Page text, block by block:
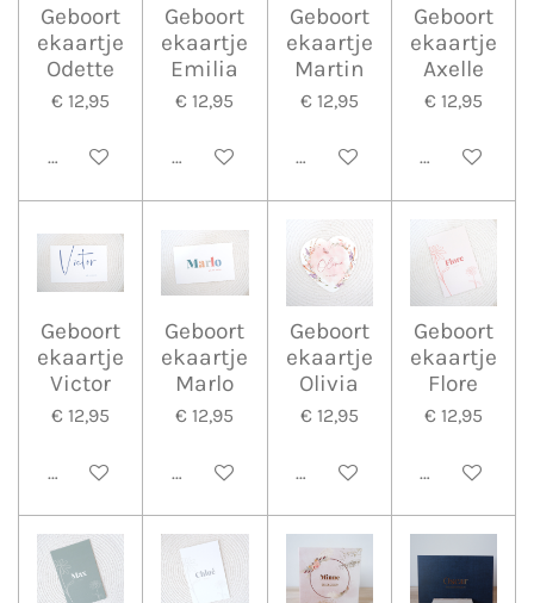
Geboort
ekaartje
Odette
€ 12,95
Bekijk details
Geboort
ekaartje
Emilia
€ 12,95
Bekijk details
Geboort
ekaartje
Martin
€ 12,95
Bekijk details
Geboort
ekaartje
Axelle
€ 12,95
Bekijk
Geboort
ekaartje
Victor
€ 12,95
Bekijk details
Geboort
ekaartje
Marlo
€ 12,95
Bekijk details
Geboort
ekaartje
Olivia
€ 12,95
Bekijk details
Geboort
ekaartje
Flore
€ 12,95
Bekijk